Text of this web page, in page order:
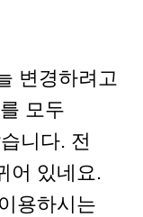
변경하려고
모두
니다. 전
어 있네요.
용하시는